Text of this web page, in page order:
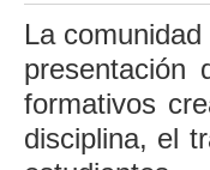
La
presentación
formativos
disciplina, el